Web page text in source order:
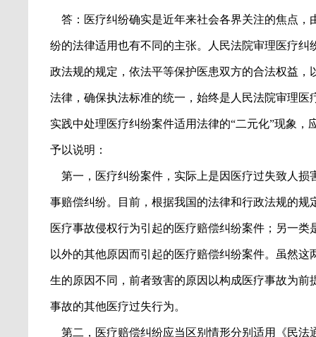
答：医疗纠纷确实是近年来社会各界关注的焦点，
纷的法律适用也有不同的主张。人民法院审理医疗纠
政法规的规定，依法平等保护医患双方的合法权益，
法律，确保执法标准的统一，始终是人民法院审理医
实践中处理医疗纠纷案件适用法律的“二元化”现象，
予以说明：
第一，医疗纠纷案件，实际上是因医疗过失致人损
事赔偿纠纷。目前，根据我国的法律和行政法规的规
医疗事故侵权行为引起的医疗赔偿纠纷案件；另一
以外的其他原因而引起的医疗赔偿纠纷案件。虽然
生的原因不同，前者致害的原因以构成医疗事故为前
事故的其他医疗过失行为。
第二，医疗赔偿纠纷应当区别情形分别适用《民法